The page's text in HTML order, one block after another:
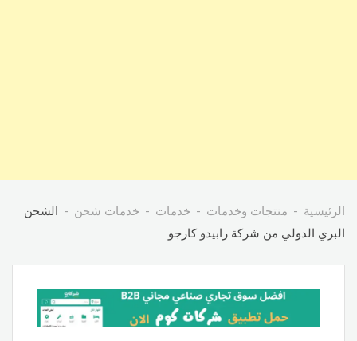
الرئيسية منتجات وخدمات خدمات خدمات شحن
الشحن
البري الدولي من شركة رابيدو كارجو